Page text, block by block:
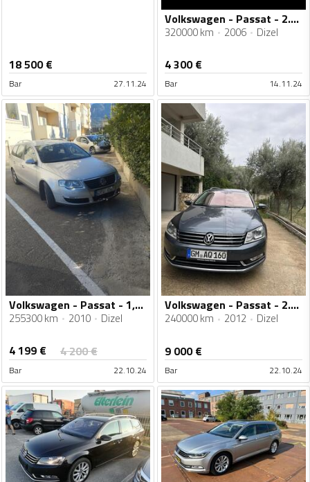
18 500€
Bar 27.11.24
Volkswagen - Passat - 2.0 TDI
320000 km 2006 Dizel
4 300€
Bar 14.11.24
Volkswagen - Passat - 1,6 TDI
255300 km 2010 Dizel
4 199 € 4 200€
Bar 22.10.24
Volkswagen - Passat - 2.0 disel
240000 km 2012 Dizel
9 000€
Bar 22.10.24